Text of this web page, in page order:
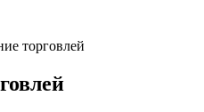
торговлей